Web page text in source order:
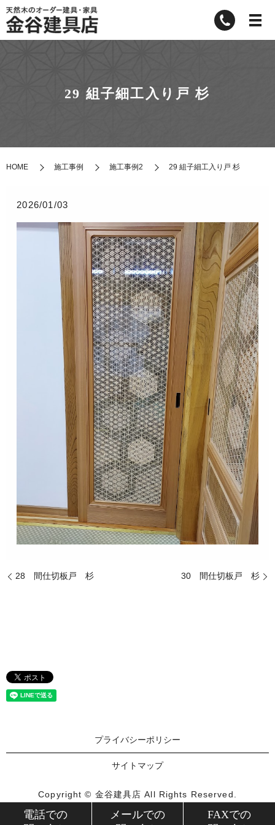
29 組子細工入り戸 杉
HOME 施工事例 施工事例2 29 組子細工入り戸 杉
2026/01/03
28 間仕切板戸 杉 30 間仕切板戸 杉
電話での
メールでの
FAXでの
プライバシーポリシー
サイトマップ
Copyright © 金谷建具店 All Rights Reserved.
【掲載の記事・写真・イラストなどの無断複写・転載を禁じ